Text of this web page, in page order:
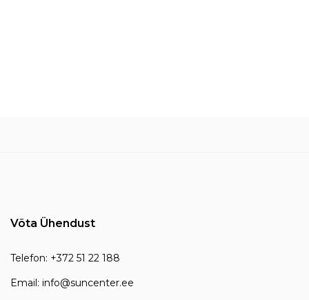
Võta Ühendust
Telefon: +372 51 22 188
Email: info@suncenter.ee